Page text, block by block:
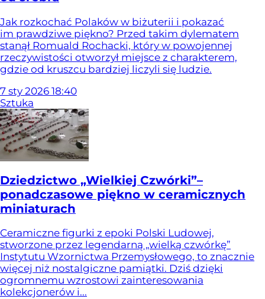
Jak rozkochać Polaków w biżuterii i pokazać
im prawdziwe piękno? Przed takim dylematem
stanął Romuald Rochacki, który w powojennej
rzeczywistości otworzył miejsce z charakterem,
gdzie od kruszcu bardziej liczyli się ludzie.
7 sty 2026 18:40
Sztuka
Dziedzictwo „Wielkiej Czwórki”–
ponadczasowe piękno w ceramicznych
miniaturach
Ceramiczne figurki z epoki Polski Ludowej,
stworzone przez legendarną „wielką czwórkę”
Instytutu Wzornictwa Przemysłowego, to znacznie
więcej niż nostalgiczne pamiątki. Dziś dzięki
ogromnemu wzrostowi zainteresowania
kolekcjonerów i...